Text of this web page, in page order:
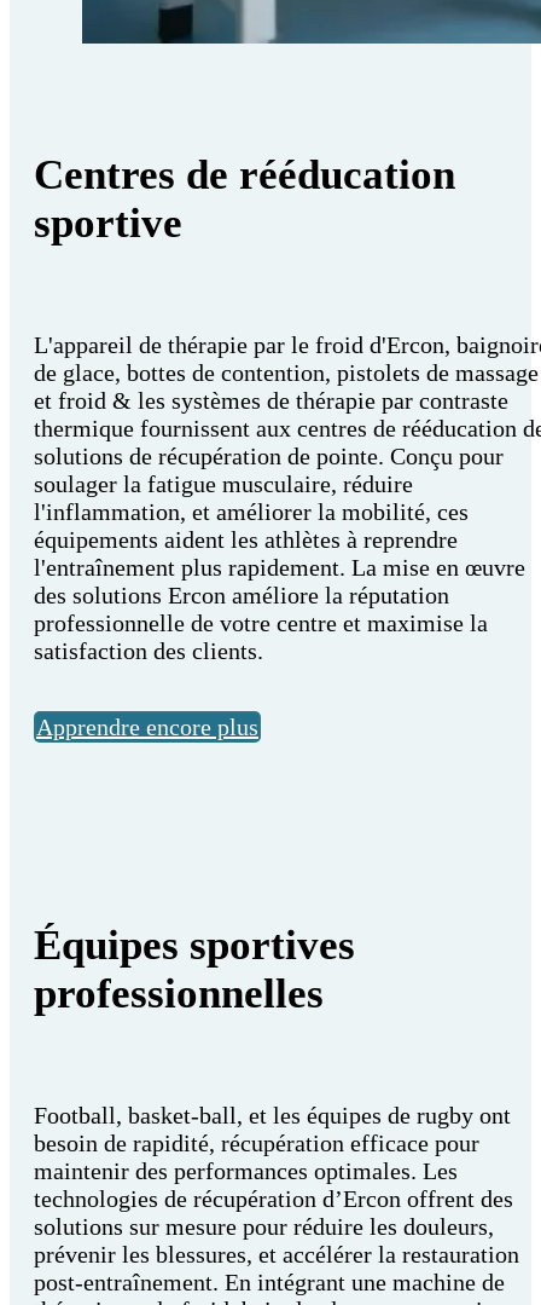
Centres de rééducation
sportive
L'appareil de thérapie par le froid d'Ercon,
de glace, bottes de contention, pistolets de massage
et froid & les systèmes de thérapie par contraste
thermique fournissent aux centres de rééducation
solutions de récupération de pointe. Conçu pour
soulager la fatigue musculaire, réduire
l'inflammation, et améliorer la mobilité, ces
équipements aident les athlètes à reprendre
l'entraînement plus rapidement. La mise en œuvre
des solutions Ercon améliore la réputation
professionnelle de votre centre et maximise la
satisfaction des clients.
Apprendre encore plus
Équipes sportives
professionnelles
Football, basket-ball, et les équipes de rugby ont
besoin de rapidité, récupération efficace pour
maintenir des performances optimales. Les
technologies de récupération d’Ercon offrent des
solutions sur mesure pour réduire les douleurs,
prévenir les blessures, et accélérer la restauration
post-entraînement. En intégrant une machine de